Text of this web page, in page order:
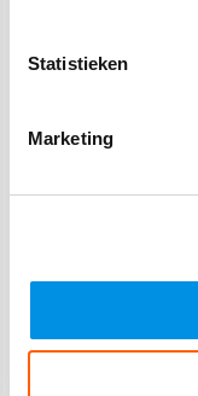
Statistieken
Marketing
Oranje Kruis
131,85126,95
in huis